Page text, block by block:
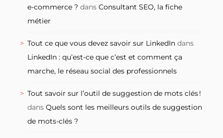
e-commerce ? dans Consultant SEO, la fiche
métier
Tout ce que vous devez savoir sur LinkedIn dans
LinkedIn : qu’est-ce que c’est et comment ça
marche, le réseau social des professionnels
Tout savoir sur l’outil de suggestion de mots clés !
dans Quels sont les meilleurs outils de suggestion
de mots-clés ?